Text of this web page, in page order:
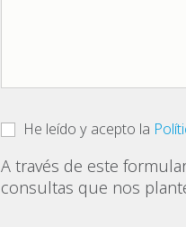
He leído y acepto la
A través de este
consultas que nos